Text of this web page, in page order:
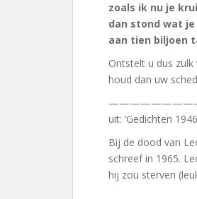
zoals ik nu je
dan stond wat
aan tien biljoen
Ontstelt u dus zulk
houd dan uw
uit: ‘Gedichten
Bij de dood van
schreef in 1965.
hij zou sterven